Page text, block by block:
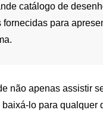
catálogo de
fornecidas para
não apenas assistir
baixá-lo para qualquer